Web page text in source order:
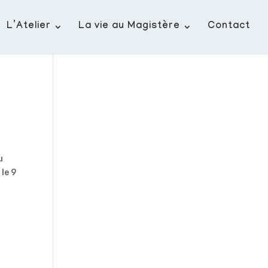
L’Atelier La vie au Magistère Contact
9